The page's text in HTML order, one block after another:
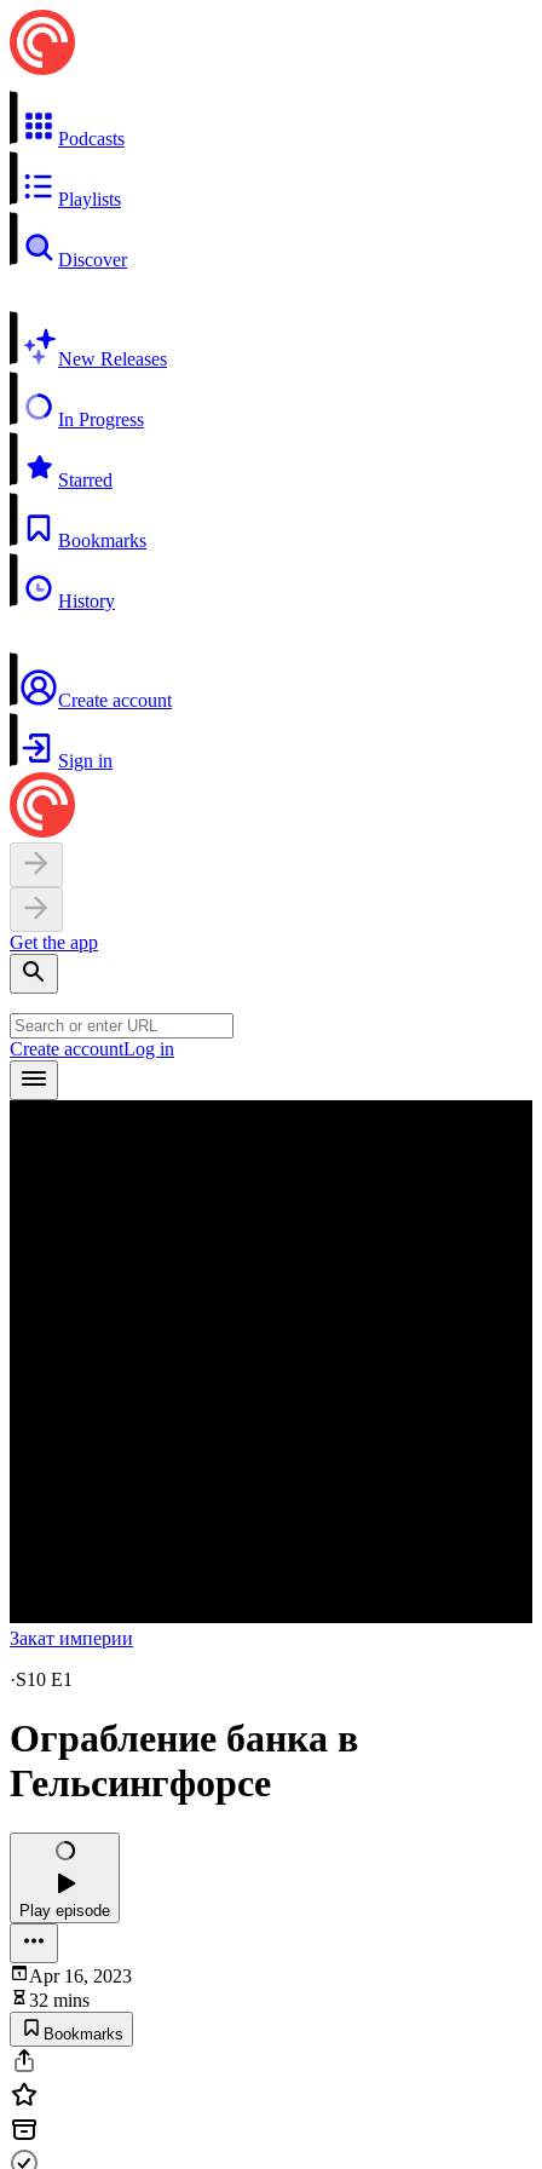
Podcasts
Playlists
Discover
New Releases
In Progress
Starred
Bookmarks
History
Create account
Sign in
Get the app
Create accountLog in
Закат империи
·S10 E1
Ограбление банка в
Гельсингфорсе
Play episode
Apr 16, 2023
32 mins
Bookmarks